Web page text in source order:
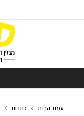
עמוד הבית כתבות